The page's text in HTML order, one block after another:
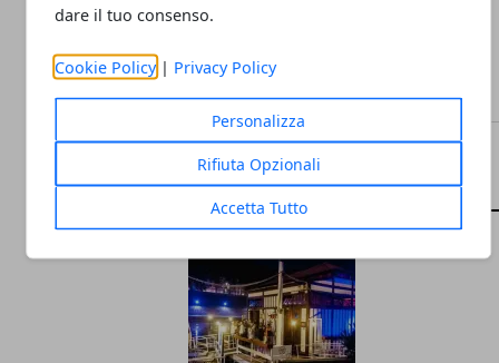
dare il tuo consenso.
Cookie Policy | Privacy Policy
Personalizza
Rifiuta Opzionali
Accetta Tutto
ARTICOLI CORRELATI